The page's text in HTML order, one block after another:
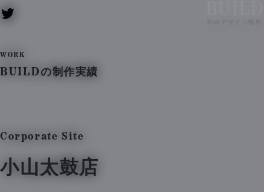
WORK
BUILDの制作実績
Corporate Site
小山太鼓店